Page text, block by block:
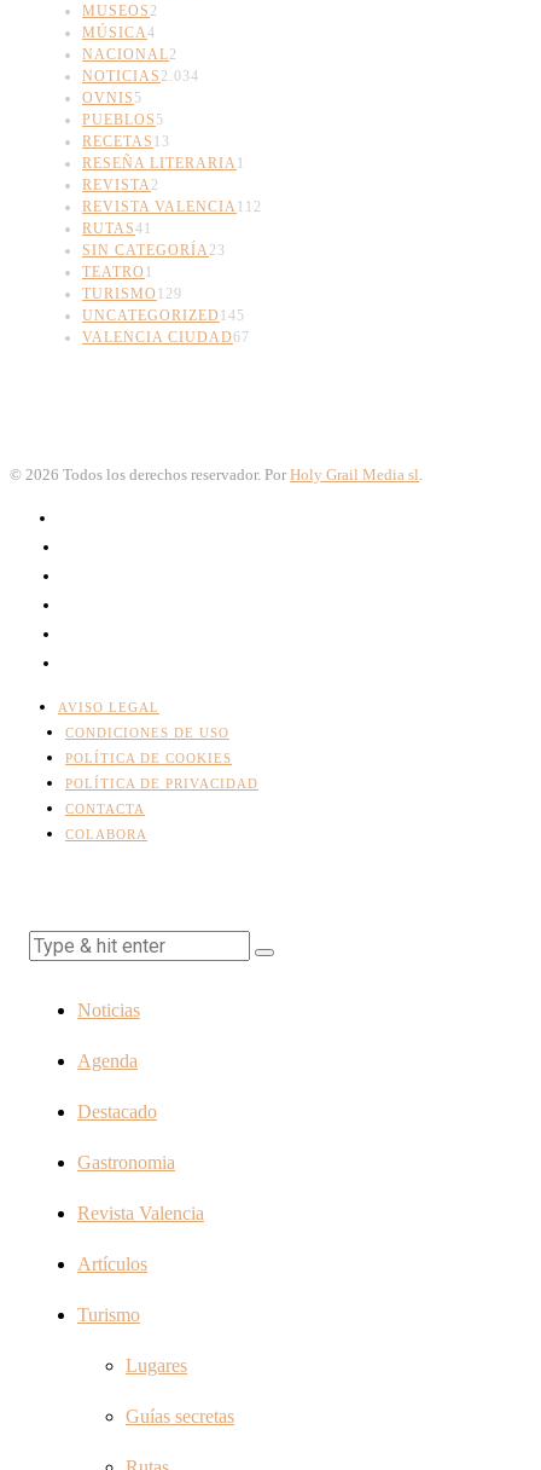
MUSEOS 2
MÚSICA4
NACIONAL2
NOTICIAS 2.034
OVNIS 5
PUEBLOS 5
RECETAS 13
RESEÑA LITERARIA 1
REVISTA 2
REVISTA VALENCIA 112
RUTAS41
SIN CATEGORÍA 23
TEATRO 1
TURISMO 129
UNCATEGORIZED 145
VALENCIA CIUDAD67
© 2026 Todos los derechos reservador. Por Holy Grail Media sl
AVISO LEGAL
CONDICIONES DE USO
POLÍTICA DE COOKIES
POLÍTICA DE PRIVACIDAD
CONTACTA
COLABORA
Noticias
Agenda
Destacado
Gastronomia
Revista Valencia
Artículos
Turismo
Lugares
Guías secretas